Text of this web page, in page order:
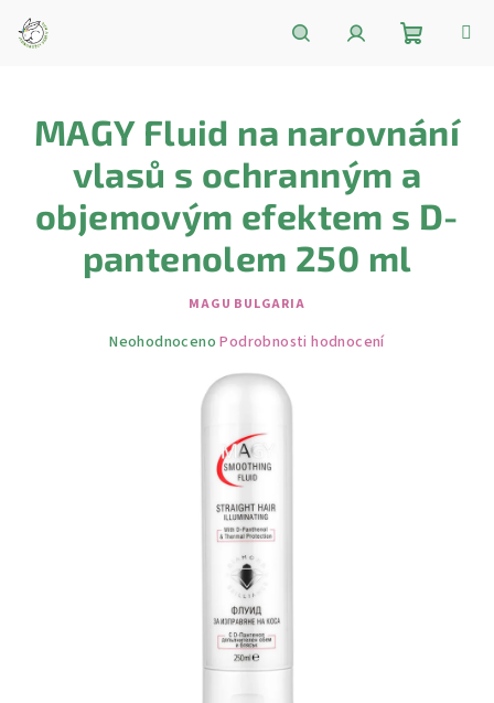
obsah
košík
MAGY Fluid na narovnání
vlasů s ochranným a
objemovým efektem s D-
pantenolem 250 ml
MAGU BULGARIA
Průměrné
Neohodnoceno Podrobnosti hodnocení